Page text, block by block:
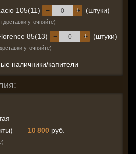
105(11) +
−
(штуки)
доставки уточняйте)
85(13) +
−
(штуки)
уточняйте)
наличники/капители
— 10 800 руб.